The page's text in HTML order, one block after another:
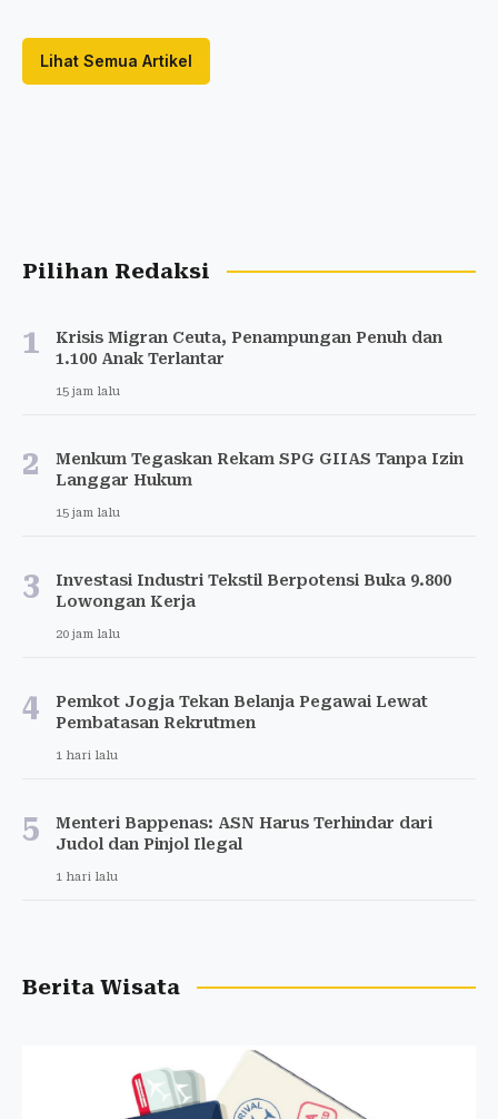
Lihat Semua Artikel
Pilihan Redaksi
1
Krisis Migran Ceuta, Penampungan Penuh dan
1.100 Anak Terlantar
15 jam lalu
2
Menkum Tegaskan Rekam SPG GIIAS Tanpa Izin
Langgar Hukum
15 jam lalu
3
Investasi Industri Tekstil Berpotensi Buka 9.800
Lowongan Kerja
20 jam lalu
4
Pemkot Jogja Tekan Belanja Pegawai Lewat
Pembatasan Rekrutmen
1 hari lalu
5
Menteri Bappenas: ASN Harus Terhindar dari
Judol dan Pinjol Ilegal
1 hari lalu
Berita Wisata